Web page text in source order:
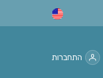
התחברות